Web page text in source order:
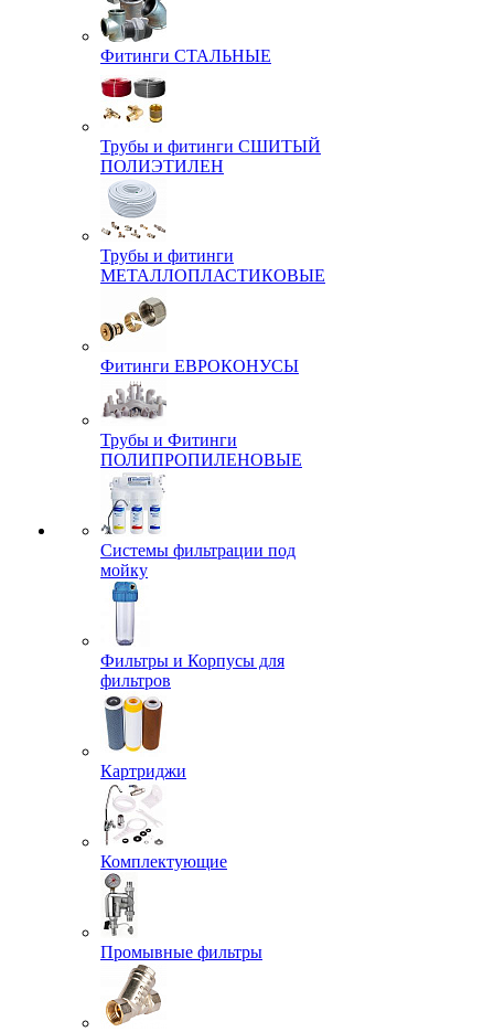
Фитинги СТАЛЬНЫЕ
Трубы и фитинги СШИТЫЙ
ПОЛИЭТИЛЕН
Трубы и фитинги
МЕТАЛЛОПЛАСТИКОВЫЕ
Фитинги ЕВРОКОНУСЫ
Трубы и Фитинги
ПОЛИПРОПИЛЕНОВЫЕ
Системы фильтрации под
мойку
Фильтры и Корпусы для
фильтров
Картриджи
Комплектующие
Промывные фильтры